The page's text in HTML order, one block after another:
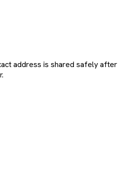
address is shared safely after